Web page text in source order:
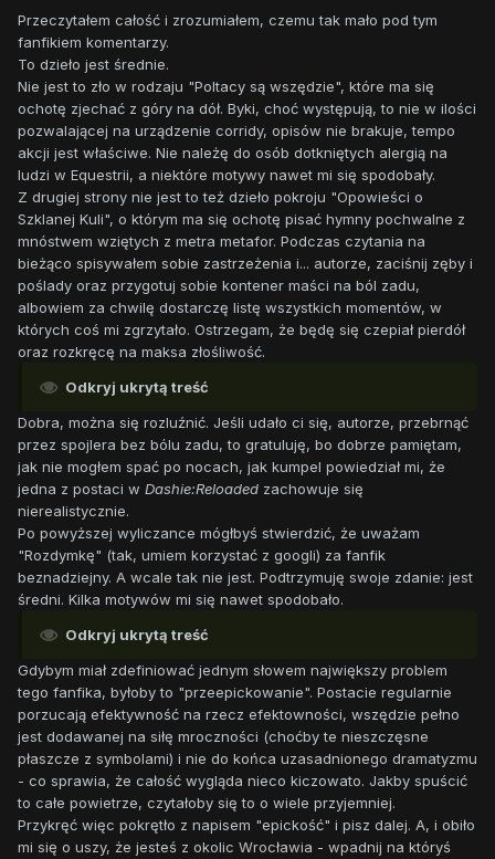
Przeczytałem całość i zrozumiałem, czemu tak mało pod tym
fanfikiem komentarzy.
To dzieło jest średnie.
Nie jest to zło w rodzaju "Poltacy są wszędzie", które ma się
ochotę zjechać z góry na dół. Byki, choć występują, to nie w ilości
pozwalającej na urządzenie corridy, opisów nie brakuje, tempo
akcji jest właściwe. Nie należę do osób dotkniętych alergią na
ludzi w Equestrii, a niektóre motywy nawet mi się spodobały.
Z drugiej strony nie jest to też dzieło pokroju "Opowieści o
Szklanej Kuli", o którym ma się ochotę pisać hymny pochwalne z
mnóstwem wziętych z metra metafor. Podczas czytania na
bieżąco spisywałem sobie zastrzeżenia i... autorze, zaciśnij zęby i
poślady oraz przygotuj sobie kontener maści na ból zadu,
albowiem za chwilę dostarczę listę wszystkich momentów, w
których coś mi zgrzytało. Ostrzegam, że będę się czepiał pierdół
oraz rozkręcę na maksa złośliwość.
Odkryj ukrytą treść
Dobra, można się rozluźnić. Jeśli udało ci się, autorze, przebrnąć
przez spojlera bez bólu zadu, to gratuluję, bo dobrze pamiętam,
jak nie mogłem spać po nocach, jak kumpel powiedział mi, że
jedna z postaci w Dashie:Reloaded zachowuje się
nierealistycznie.
Po powyższej wyliczance mógłbyś stwierdzić, że uważam
"Rozdymkę" (tak, umiem korzystać z googli) za fanfik
beznadziejny. A wcale tak nie jest. Podtrzymuję swoje zdanie: jest
średni. Kilka motywów mi się nawet spodobało.
Odkryj ukrytą treść
Gdybym miał zdefiniować jednym słowem największy problem
tego fanfika, byłoby to "przeepickowanie". Postacie regularnie
porzucają efektywność na rzecz efektowności, wszędzie pełno
jest dodawanej na siłę mroczności (choćby te nieszczęsne
płaszcze z symbolami) i nie do końca uzasadnionego dramatyzmu
- co sprawia, że całość wygląda nieco kiczowato. Jakby spuścić
to całe powietrze, czytałoby się to o wiele przyjemniej.
Przykręć więc pokrętło z napisem "epickość" i pisz dalej. A, i obiło
mi się o uszy, że jesteś z okolic Wrocławia - wpadnij na któryś